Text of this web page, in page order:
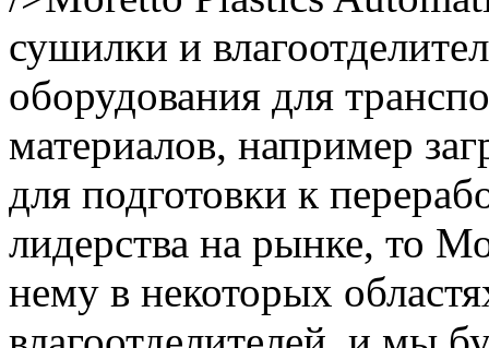
сушилки и
оборудования для
материалов, например
для подготовки к
лидерства на рынке, то
нему в некоторых